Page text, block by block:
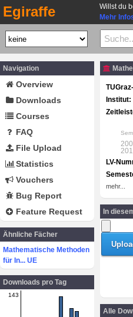
Egiraffe
Willst du
Mehr
Navigation
Overview
Downloads
Courses
FAQ
File Upload
Statistics
Vouchers
Bug Report
Feature Request
Ähnliche Fächer
Mathematische Methoden
für In... UE
Downloads pro Tag
143
Institut:
Sem.
LV-
mehr...
In
Alle